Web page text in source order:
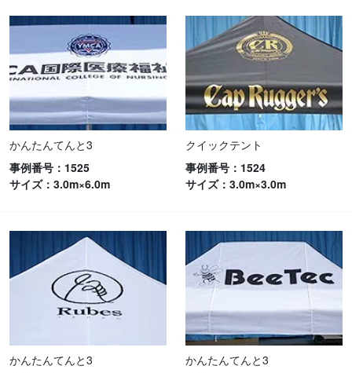
かんたんてんと3
事例番号：1525
サイズ：3.0m×6.0m
クイックテント
事例番号：1524
サイズ：3.0m×3.0m
かんたんてんと3
かんたんてんと3